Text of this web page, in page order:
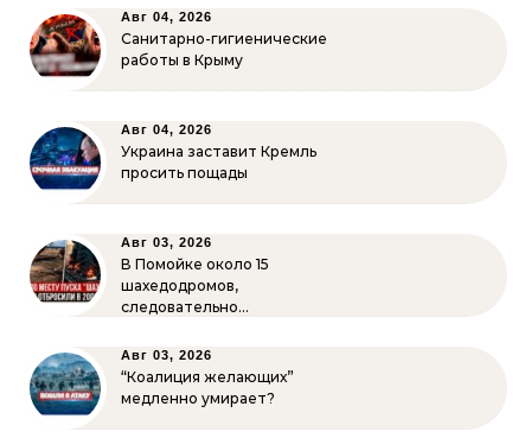
Авг 04, 2026
Санитарно-гигиенические
работы в Крыму
Авг 04, 2026
Украина заставит Кремль
просить пощады
Авг 03, 2026
В Помойке около 15
шахедодромов,
следовательно…
Авг 03, 2026
“Коалиция желающих”
медленно умирает?